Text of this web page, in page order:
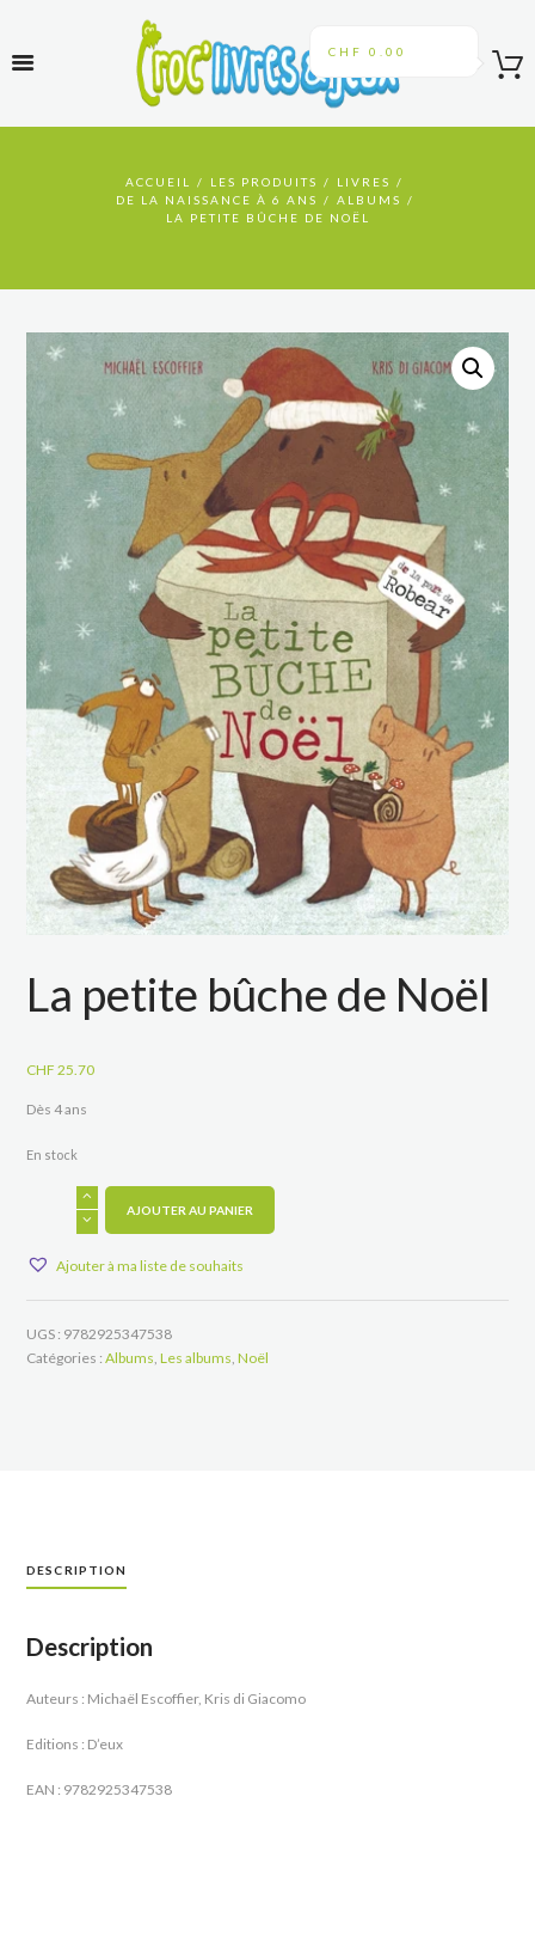
CHF 0.00
ACCUEIL LES PRODUITS
LIVRES
DE LA NAISSANCE À 6 ANS
ALBUMS
LA PETITE BÛCHE DE NOËL
La petite bûche de Noël
CHF 25.70
Dès 4 ans
En stock
bûche
Noël
AJOUTER AU PANIER
Ajouter à ma liste de souhaits
UGS : 9782925347538
Catégories :Albums ,Les albums ,Noël
DESCRIPTION
Description
Auteurs : Michaël Escoffier, Kris di Giacomo
Editions : D’eux
EAN : 9782925347538